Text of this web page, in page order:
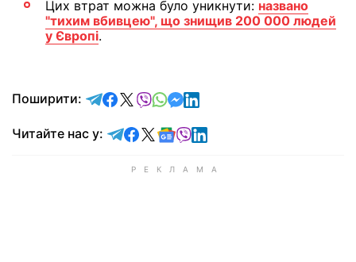
Цих втрат можна було уникнути: названо
"тихим вбивцею", що знищив 200 000 людей
у Європі.
Поширити: відправити у Telegram
поділитись у Facebook
поділитись у X
відправити у Viber
відправити у Whatsapp
відправити у Messenger
відправити у LinkedIn
Читайте нас у: Читайте у Telegram
Читайте у Facebook
Читайте у X
Читайте у Google news
Читайте у Viber
Читайте у LinkedIn